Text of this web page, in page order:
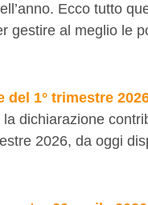
Ecco tutto
gestire al meglio le
del 1° trimestre
dichiarazione
2026, da oggi